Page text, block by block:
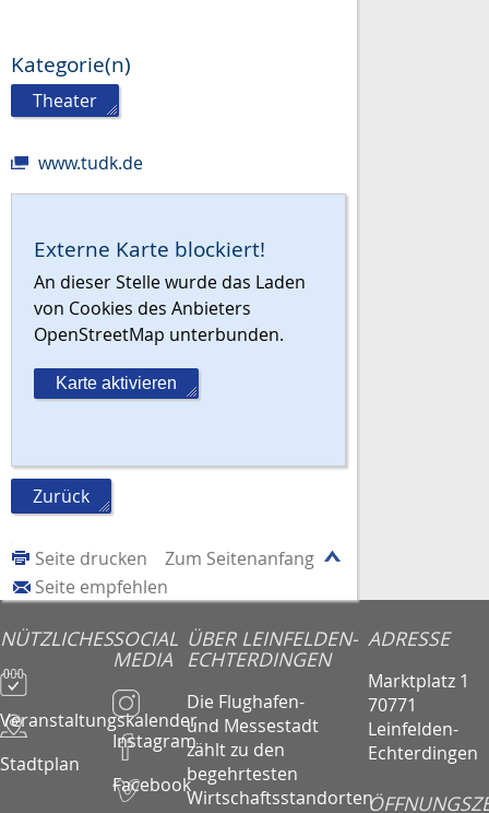
Kategorie(n)
Theater
www.tudk.de
Externe Karte blockiert!
An dieser Stelle wurde das Laden
von Cookies des Anbieters
OpenStreetMap unterbunden.
Karte aktivieren
Zurück
Zum Seitenanfang
Seite drucken
Seite empfehlen
NÜTZLICHES
Veranstaltungskalender
Stadtplan
SOCIAL
MEDIA
Instagram
Facebook
ÜBER LEINFELDEN-
ECHTERDINGEN
Die Flughafen-
und Messestadt
zählt zu den
begehrtesten
Wirtschaftsstandorten
ADRESSE
Marktplatz 1
70771
Leinfelden-
Echterdingen